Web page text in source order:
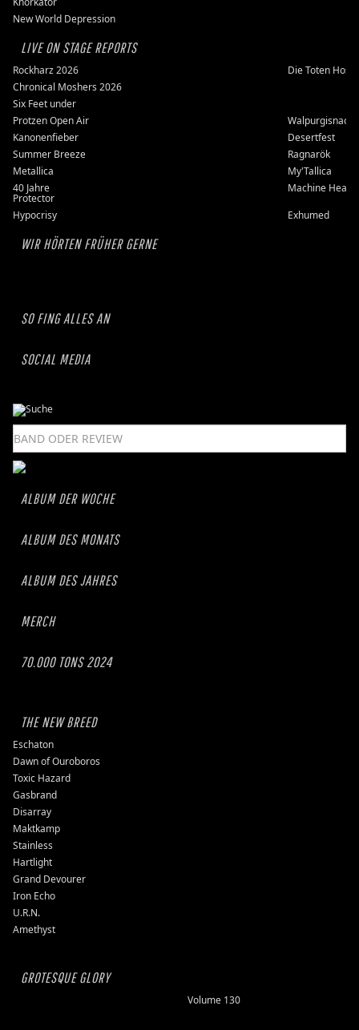
New World Depression
LIVE ON STAGE REPORTS
Rockharz 2026
Die Toten
Chronical Moshers 2026
Six Feet under
Protzen Open Air
Walpurgisnacht
Kanonenfieber
Desertfest
Summer Breeze
Ragnarök
Metallica
My'Tallica
40 Jahre
Protector
Machine Head
Hypocrisy
Exhumed
WIR HÖRTEN FRÜHER GERNE
SO FING ALLES AN
SOCIAL MEDIA
ALBUM DER WOCHE
ALBUM DES MONATS
ALBUM DES JAHRES
MERCH
70.000 TONS 2024
THE NEW BREED
Eschaton
Dawn of Ouroboros
Toxic Hazard
Gasbrand
Disarray
Maktkamp
Stainless
Hartlight
Grand Devourer
Iron Echo
U.R.N.
Amethyst
GROTESQUE GLORY
Volume 130